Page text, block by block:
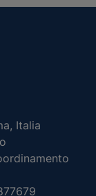
Italia